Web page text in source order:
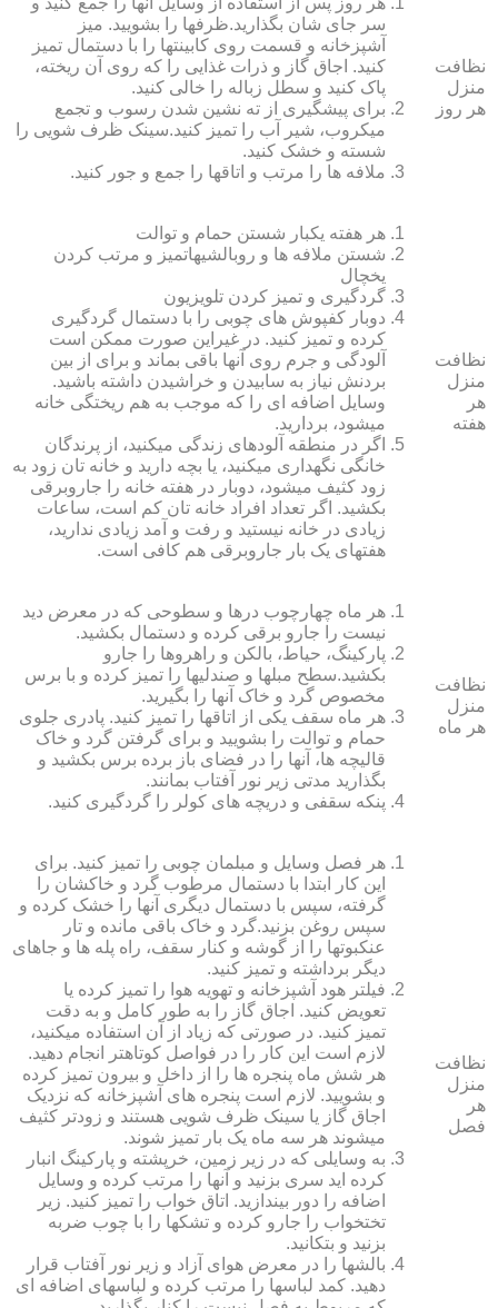
نظافت
منزل
هر روز
سر جای شان بگذارید.ظرف‏ها را بشویید. میز
آشپزخانه و قسمت روی کابینت‏ها را با دستمال تمیز
کنید. اجاق گاز و ذرات غذایی را که روی آن ریخته،
پاک کنید و سطل زباله را خالی کنید.
برای پیشگیری از ته نشین شدن رسوب و تجمع
میکروب، شیر آب را تمیز کنید.سینک ظرف شویی را
شسته و خشک کنید.
ملافه‏ ها را مرتب و اتاق‏ها را جمع و جور کنید.
نظافت
منزل
هر
هفته
هر هفته یکبار شستن حمام و توالت
شستن ملافه‏ ها و روبالشی‎هاتمیز و مرتب کردن
یخچال
گردگیری و تمیز کردن تلویزیون
دوبار کفپوش‏ های چوبی را با دستمال گردگیری
کرده و تمیز کنید. در غیراین صورت ممکن است
آلودگی و جرم روی آنها باقی بماند و برای از بین
بردنش نیاز به سابیدن و خراشیدن داشته باشید.
وسایل اضافه ای را که موجب به هم ریختگی خانه
می‏شود، بردارید.
اگر در منطقه آلوده‏ای زندگی می‏کنید، از پرندگان
خانگی نگهداری می‏کنید، یا بچه دارید و خانه‏ تان زود به
زود کثیف می‏شود، دوبار در هفته خانه را جاروبرقی
بکشید. اگر تعداد افراد خانه ‏تان کم است، ساعات
زیادی در خانه نیستید و رفت و آمد زیادی ندارید،
هفته‏ای یک بار جاروبرقی هم کافی است.
نظافت
منزل
هر ماه
هر ماه چهارچوب درها و سطوحی که در معرض دید
نیست را جارو برقی کرده و دستمال بکشید.
پارکینگ، حیاط، بالکن و راهروها را جارو
بکشید.سطح مبل‏ها و صندلی‏ها را تمیز کرده و با برس
مخصوص گرد و خاک آنها را بگیرید.
هر ماه سقف یکی از اتاق‏ها را تمیز کنید. پادری جلوی
حمام و توالت را بشویید و برای گرفتن گرد و خاک
قالیچه‏ ها، آنها را در فضای باز برده برس بکشید و
بگذارید مدتی زیر نور آفتاب بمانند.
پنکه سقفی و دریچه‏ های کولر را گردگیری کنید.
نظافت
منزل
هر
فصل
هر فصل وسایل و مبلمان چوبی را تمیز کنید. برای
این کار ابتدا با دستمال مرطوب گرد و خاک‏شان را
گرفته، سپس با دستمال دیگری آنها را خشک کرده و
سپس روغن بزنید.گرد و خاک باقی مانده و تار
عنکبوت‏ها را از گوشه و کنار سقف، راه پله‏ ها و جاهای
دیگر برداشته و تمیز کنید.
فیلتر هود آشپزخانه و تهویه هوا را تمیز کرده یا
تعویض کنید. اجاق گاز را به طور کامل و به دقت
تمیز کنید. در صورتی که زیاد از آن استفاده می‏کنید،
لازم است این کار را در فواصل کوتاه‏تر انجام دهید.
هر شش ماه پنجره‏ ها را از داخل و بیرون تمیز کرده
و بشویید. لازم است پنجره‏ های آشپزخانه که نزدیک
اجاق گاز یا سینک ظرف شویی هستند و زودتر کثیف
می‏شوند هر سه ماه یک بار تمیز شوند.
به وسایلی که در زیر زمین، خرپشته و پارکینگ انبار
کرده‏ اید سری بزنید و آنها را مرتب کرده و وسایل
اضافه را دور بیندازید. اتاق خواب را تمیز کنید. زیر
تختخواب را جارو کرده و تشک‏ها را با چوب ضربه
بزنید و بتکانید.
بالش‏ها را در معرض هوای آزاد و زیر نور آفتاب قرار
دهید. کمد لباس‏ها را مرتب کرده و لباس‏های اضافه ای